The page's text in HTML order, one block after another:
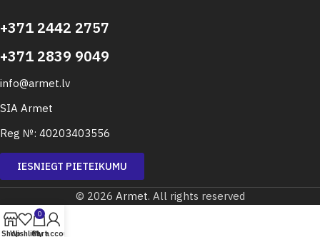
+371 2442 2757
+371 2839 9049
info@armet.lv
SIA Armet
Reg №: 40203403556
IESNIEGT PIETEIKUMU
© 2026 Armet. All rights reserved
ShopWishlist
0
Cart
My account